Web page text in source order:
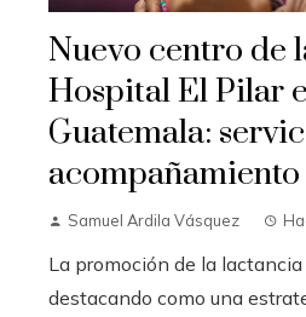
Nuevo centro de
Hospital El Pilar
Guatemala:
Samuel Ardila Vásquez
La promoción de la
destacando como una